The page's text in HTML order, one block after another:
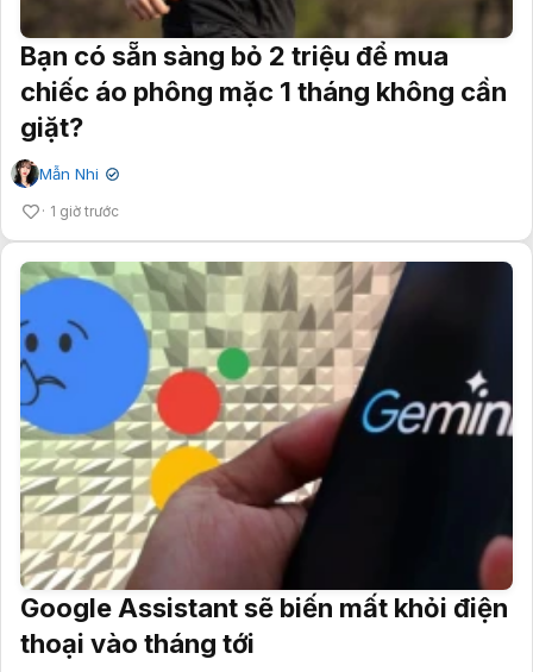
Bạn có sẵn sàng bỏ 2 triệu để mua
chiếc áo phông mặc 1 tháng không cần
giặt?
Mẫn Nhi ✔
1 giờ trước
Google Assistant sẽ biến mất khỏi điện
thoại vào tháng tới